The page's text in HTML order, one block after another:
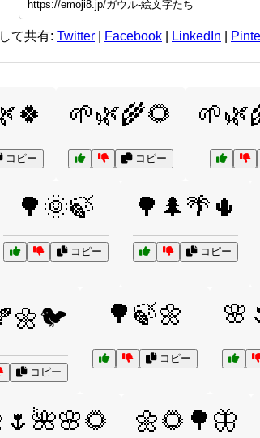
て共有: Twitter Facebook LinkedIn
コピー
🌱🌿🌾🌻
コピー
🌳🌞🍃
コピー
🌳🌲🌴🌵
コピー
コピー
🌳🍃🌼
コピー
🌼🌻🌳🦋